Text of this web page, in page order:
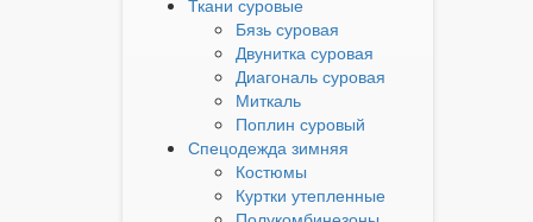
Ткани суровые
Бязь суровая
Двунитка суровая
Диагональ суровая
Миткаль
Поплин суровый
Спецодежда зимняя
Костюмы
Куртки утепленные